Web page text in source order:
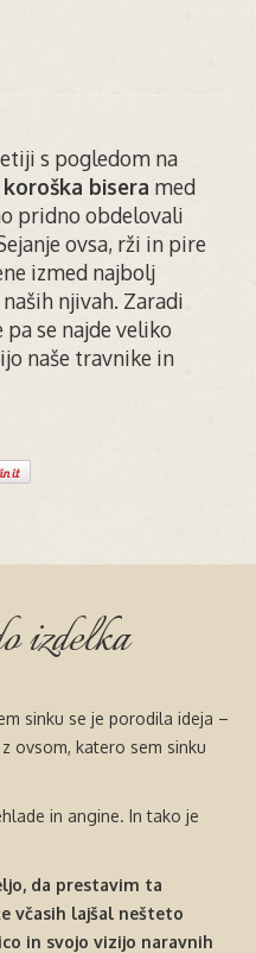
s pogledom na
bisera med
pridno obdelovali
ovsa, rži in pire
izmed najbolj
njivah. Zaradi
se najde veliko
naše travnike in
izdelka
sinku se je porodila ideja –
ovsom, katero sem sinku
in angine. In tako je
da prestavim ta
včasih lajšal nešteto
in svojo vizijo naravnih